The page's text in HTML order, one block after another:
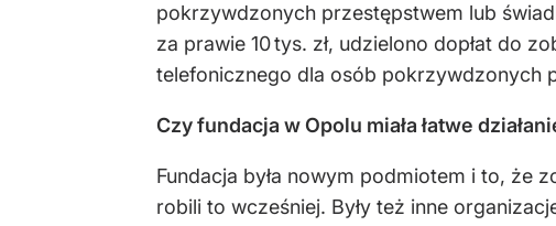
pokrzywdzonych przestępstwem lub
za prawie 10 tys. zł, udzielono dopłat do
telefonicznego dla osób pokrzywdzonych
Czy fundacja w Opolu miała łatwe
Fundacja była nowym podmiotem i to, że
robili to wcześniej. Były też inne